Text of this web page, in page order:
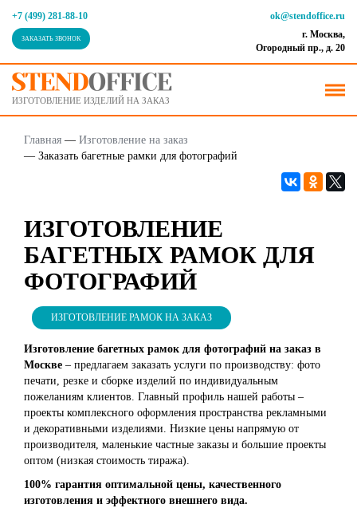
+7 (499) 281-88-10
ЗАКАЗАТЬ ЗВОНОК
ok@stendoffice.ru
г. Москва,
Огородный пр., д. 20
ИЗГОТОВЛЕНИЕ ИЗДЕЛИЙ НА ЗАКАЗ
Главная — Изготовление на заказ
— Заказать багетные рамки для фотографий
ИЗГОТОВЛЕНИЕ
БАГЕТНЫХ РАМОК ДЛЯ
ФОТОГРАФИЙ
ИЗГОТОВЛЕНИЕ РАМОК НА ЗАКАЗ
Изготовление багетных рамок для фотографий на заказ в
Москве – предлагаем заказать услуги по производству: фото
печати, резке и сборке изделий по индивидуальным
пожеланиям клиентов. Главный профиль нашей работы –
проекты комплексного оформления пространства рекламными
и декоративными изделиями. Низкие цены напрямую от
производителя, маленькие частные заказы и большие проекты
оптом (низкая стоимость тиража).
100% гарантия оптимальной цены, качественного
изготовления и эффектного внешнего вида.